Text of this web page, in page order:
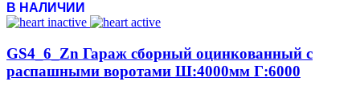
В НАЛИЧИИ
GS4_6_Zn Гараж сборный оцинкованный с
распашными воротами Ш:4000мм Г:6000